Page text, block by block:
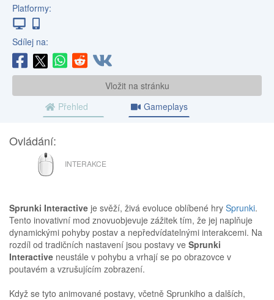
Platformy:
Sdílej na:
Vložit na stránku
Přehled
Gameplays
Ovládání:
MYŠ
INTERAKCE
Sprunki Interactive je svěží, živá evoluce oblíbené hry Sprunki.
Tento inovativní mod znovuobjevuje zážitek tím, že jej naplňuje
dynamickými pohyby postav a nepředvídatelnými interakcemi. Na
rozdíl od tradičních nastavení jsou postavy ve Sprunki
Interactive neustále v pohybu a vrhají se po obrazovce v
poutavém a vzrušujícím zobrazení.
Když se tyto animované postavy, včetně Sprunkiho a dalších,